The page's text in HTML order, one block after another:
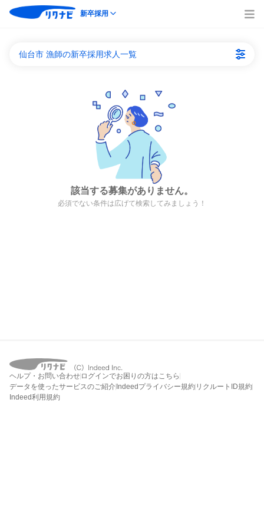
新卒採用
仙台市 漁師の新卒採用求人一覧
該当する募集がありません。
必須でない条件は広げて検索してみましょう！
ヘルプ・お問い合わせ ログインでお困りの方はこちら
データを使ったサービスのご紹介 Indeedプライバシー規約 リクルートID規約
Indeed利用規約